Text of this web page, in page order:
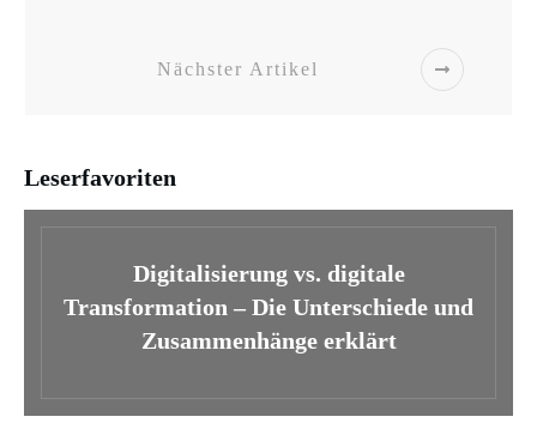
Nächster Artikel
Leserfavoriten
Digitalisierung vs. digitale
Transformation – Die Unterschiede und
Zusammenhänge erklärt